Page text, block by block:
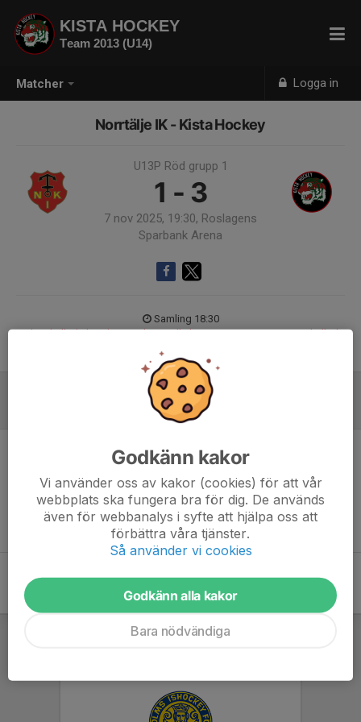
Matcher Logga in
KISTA HOCKEY
Team 2013 (U14)
Norrtälje IK - Kista Hockey
U13P Röd grupp 1
1 - 3
7 nov 2025, 19:30, Roslagens
Sparbank Arena
Samling 18:30
Endast kallade kunde anmäla sig till aktiviteten. 16 personer var kallade.
Inget referat skrivet
Godkänn kakor
Vi använder oss av kakor (cookies) för att vår
webbplats ska fungera bra för dig. De används
även för webbanalys i syfte att hjälpa oss att
förbättra våra tjänster.
Så använder vi cookies
Godkänn alla kakor
Bara nödvändiga